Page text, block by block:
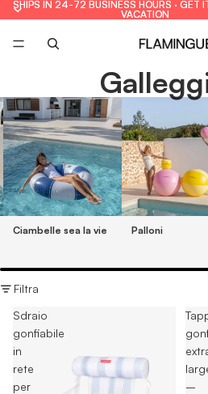
SHIPS IN 24-72 BUSINESS HOURS · GET
VACATION
SHIPS IN 24-72 BUSINESS HOURS · GET
VACATION
Ciambelle sea la vie Palloni
Filtra
Sdraio
gonfiabile
in
rete
per
–